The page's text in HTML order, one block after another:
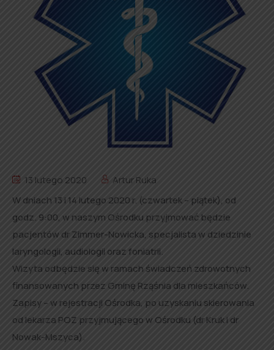
13 lutego 2020
Artur Ruka
W dniach 13 i 14 lutego 2020 r. (czwartek – piątek), od
godz. 9:00, w naszym Ośrodku przyjmować będzie
pacjentów dr Zimmer-Nowicka, specjalista w dziedzinie
laryngologii, audiologii oraz foniatrii.
Wizyta odbędzie się w ramach świadczeń zdrowotnych
finansowanych przez Gminę Rząśnia dla mieszkańców.
Zapisy – w rejestracji Ośrodka, po uzyskaniu skierowania
od lekarza POZ przyjmującego w Ośrodku (dr Kruk i dr
Nowak-Mszyca).